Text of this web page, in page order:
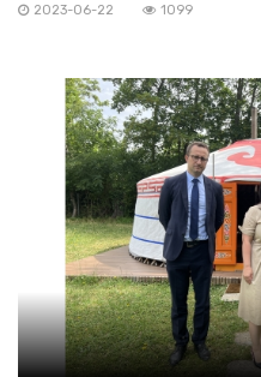
2023-06-22 1099